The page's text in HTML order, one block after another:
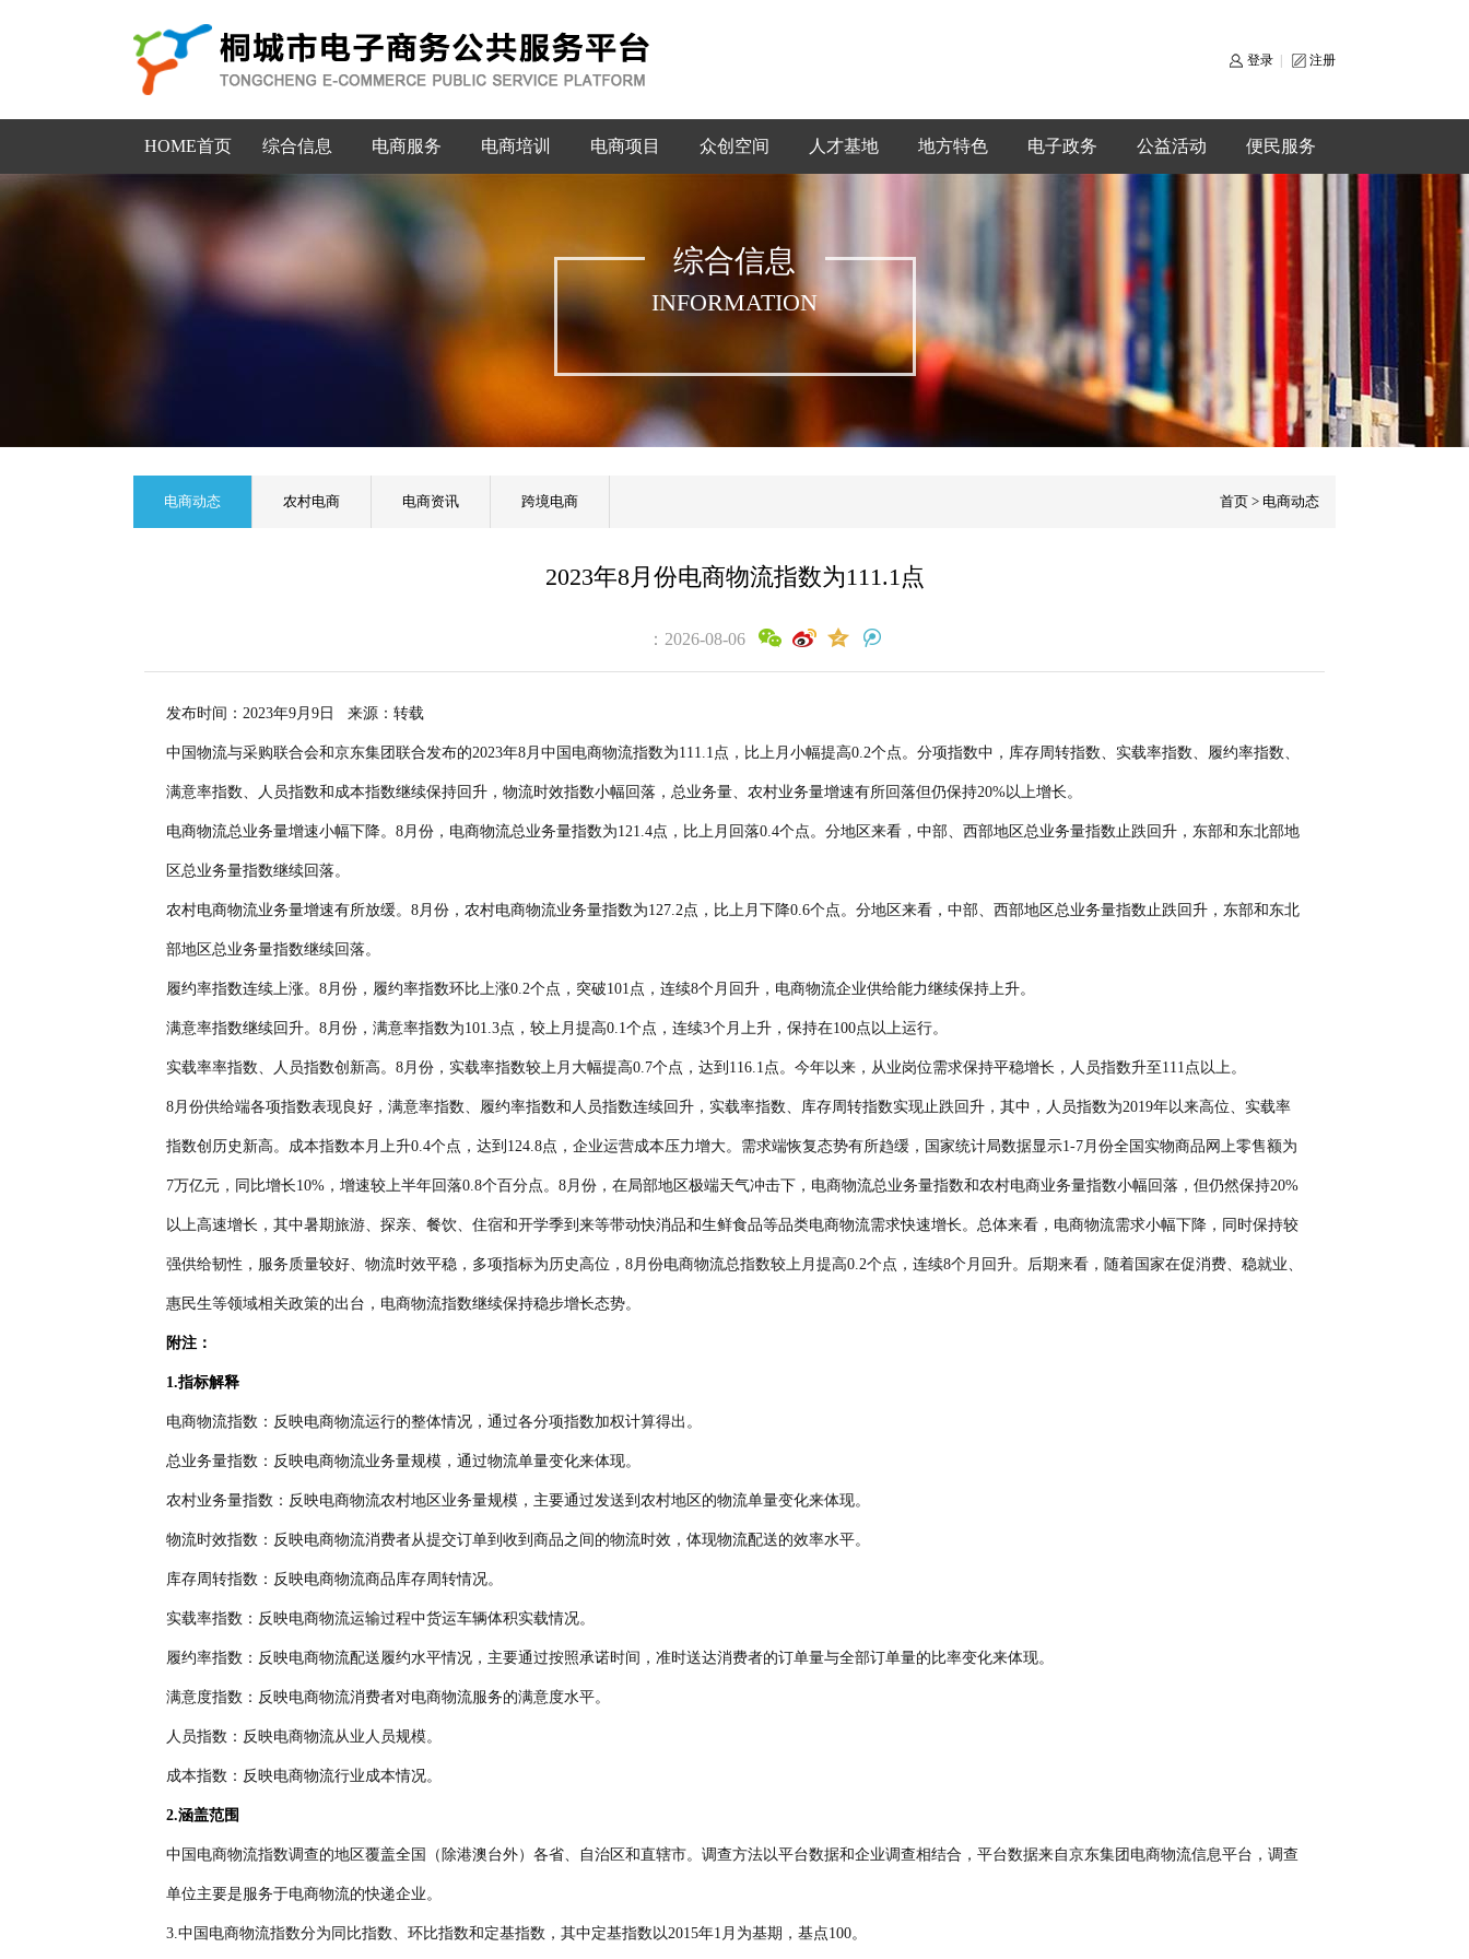
登录 注册
HOME首页 综合信息 电商服务 电商培训 电商项目 众创空间 人才基地 地方特色 电子政务 公益活动 便民服务
综合信息
INFORMATION
电商动态 农村电商 电商资讯 跨境电商 首页 > 电商动态
2023年8月份电商物流指数为111.1点
：2026-08-06
发布时间：2023年9月9日 来源：转载
中国物流与采购联合会和京东集团联合发布的2023年8月中国电商物流指数为111.1点，比上月小幅提高0.2个点。分项指数中，库存周转指数、实载率指数、履约率指数、
满意率指数、人员指数和成本指数继续保持回升，物流时效指数小幅回落，总业务量、农村业务量增速有所回落但仍保持20%以上增长。
电商物流总业务量增速小幅下降。8月份，电商物流总业务量指数为121.4点，比上月回落0.4个点。分地区来看，中部、西部地区总业务量指数止跌回升，东部和东北部地
区总业务量指数继续回落。
农村电商物流业务量增速有所放缓。8月份，农村电商物流业务量指数为127.2点，比上月下降0.6个点。分地区来看，中部、西部地区总业务量指数止跌回升，东部和东北
部地区总业务量指数继续回落。
履约率指数连续上涨。8月份，履约率指数环比上涨0.2个点，突破101点，连续8个月回升，电商物流企业供给能力继续保持上升。
满意率指数继续回升。8月份，满意率指数为101.3点，较上月提高0.1个点，连续3个月上升，保持在100点以上运行。
实载率率指数、人员指数创新高。8月份，实载率指数较上月大幅提高0.7个点，达到116.1点。今年以来，从业岗位需求保持平稳增长，人员指数升至111点以上。
8月份供给端各项指数表现良好，满意率指数、履约率指数和人员指数连续回升，实载率指数、库存周转指数实现止跌回升，其中，人员指数为2019年以来高位、实载率
指数创历史新高。成本指数本月上升0.4个点，达到124.8点，企业运营成本压力增大。需求端恢复态势有所趋缓，国家统计局数据显示1-7月份全国实物商品网上零售额为
7万亿元，同比增长10%，增速较上半年回落0.8个百分点。8月份，在局部地区极端天气冲击下，电商物流总业务量指数和农村电商业务量指数小幅回落，但仍然保持20%
以上高速增长，其中暑期旅游、探亲、餐饮、住宿和开学季到来等带动快消品和生鲜食品等品类电商物流需求快速增长。总体来看，电商物流需求小幅下降，同时保持较
强供给韧性，服务质量较好、物流时效平稳，多项指标为历史高位，8月份电商物流总指数较上月提高0.2个点，连续8个月回升。后期来看，随着国家在促消费、稳就业、
惠民生等领域相关政策的出台，电商物流指数继续保持稳步增长态势。
附注：
1.指标解释
电商物流指数：反映电商物流运行的整体情况，通过各分项指数加权计算得出。
总业务量指数：反映电商物流业务量规模，通过物流单量变化来体现。
农村业务量指数：反映电商物流农村地区业务量规模，主要通过发送到农村地区的物流单量变化来体现。
物流时效指数：反映电商物流消费者从提交订单到收到商品之间的物流时效，体现物流配送的效率水平。
库存周转指数：反映电商物流商品库存周转情况。
实载率指数：反映电商物流运输过程中货运车辆体积实载情况。
履约率指数：反映电商物流配送履约水平情况，主要通过按照承诺时间，准时送达消费者的订单量与全部订单量的比率变化来体现。
满意度指数：反映电商物流消费者对电商物流服务的满意度水平。
人员指数：反映电商物流从业人员规模。
成本指数：反映电商物流行业成本情况。
2.涵盖范围
中国电商物流指数调查的地区覆盖全国（除港澳台外）各省、自治区和直辖市。调查方法以平台数据和企业调查相结合，平台数据来自京东集团电商物流信息平台，调查
单位主要是服务于电商物流的快递企业。
3.中国电商物流指数分为同比指数、环比指数和定基指数，其中定基指数以2015年1月为基期，基点100。